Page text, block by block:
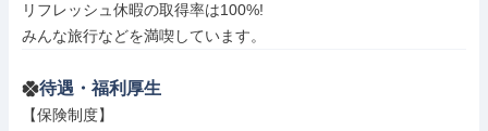
リフレッシュ休暇の取得率は100%!
みんな旅行などを満喫しています。
待遇・福利厚生
【保険制度】